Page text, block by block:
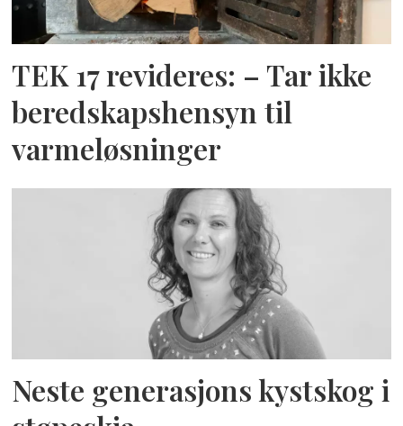
TEK 17 revideres: – Tar ikke
beredskapshensyn til
varmeløsninger
Neste generasjons kystskog i